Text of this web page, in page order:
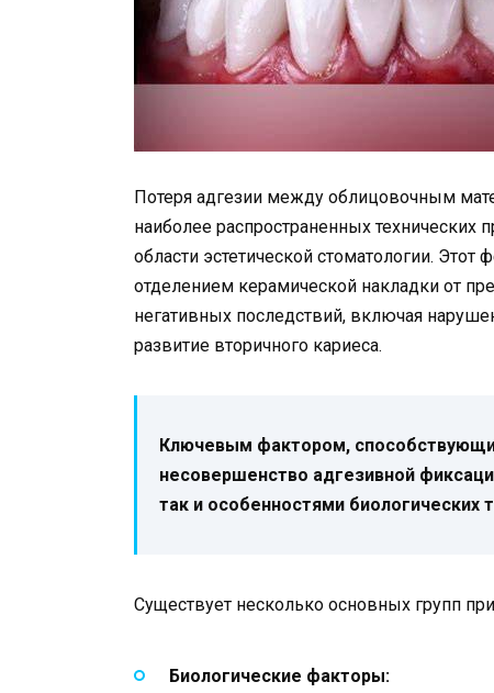
Потеря адгезии между облицовочным
наиболее распространенных технических
области эстетической стоматологии.
отделением керамической накладки от
негативных последствий, включая
развитие вторичного кариеса.
Ключевым фактором,
несовершенство адгезивной
так и особенностями биологических
Существует несколько основных групп
Биологические факторы: